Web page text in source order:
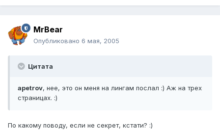
MrBear
Опубликовано 6 мая, 2005
Цитата
apetrov, нее, это он меня на лингам послал :) Аж на трех
страницах. :)
По какому поводу, если не секрет, кстати? :)